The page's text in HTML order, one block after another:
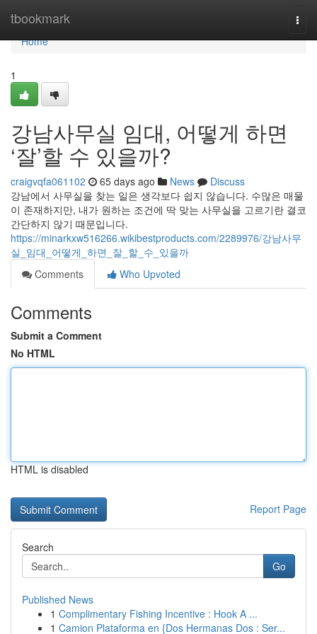
tbookmark
Home
Home
1
강남사무실 임대, 어떻게 하면
‘잘’할 수 있을까?
craigvqfa061102 65 days ago News
Discuss
강남에서 사무실을 찾는 일은 생각보다 쉽지 않습니다. 수많은 매물
이 존재하지만, 내가 원하는 조건에 딱 맞는 사무실을 고르기란 결코
간단하지 않기 때문입니다.
https://minarkxw516266.wikibestproducts.com/2289976/강남사무
실_임대_어떻게_하면_잘_할_수_있을까
Comments
Who Upvoted
Comments
Submit a Comment
No HTML
HTML is disabled
Report Page
Search
Go
Published News
1 Complimentary Fishing Incentive : Hook A ...
1 Camion Plataforma en {Dos Hermanas Dos : Ser...